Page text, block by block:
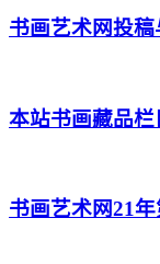
书画艺术网投
本站书画藏品栏
书画艺术网21